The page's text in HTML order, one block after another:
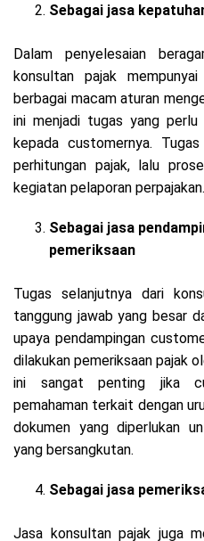
Sebagai jasa
Dalam penyelesaian
konsultan pajak
berbagai macam aturan
ini menjadi tugas yang perlu
kepada customernya.
perhitungan pajak, lalu
kegiatan pelaporan perpajakan.
Sebagai jasa
pemeriksaan
Tugas selanjutnya dari
tanggung jawab yang besar
upaya pendampingan
dilakukan pemeriksaan pajak
ini sangat penting jika
pemahaman terkait dengan
dokumen yang diperlukan
yang bersangkutan.
Sebagai jasa
Jasa konsultan pajak juga